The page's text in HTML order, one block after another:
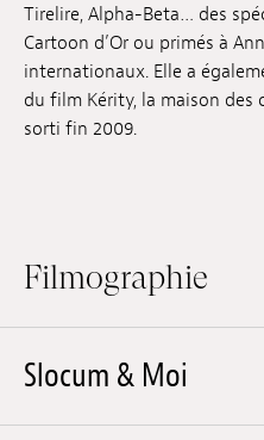
Tirelire, Alpha-Beta… des
Cartoon d’Or ou primés à
internationaux. Elle a
du film Kérity, la maison
sorti fin 2009.
Filmographie
Slocum & Moi